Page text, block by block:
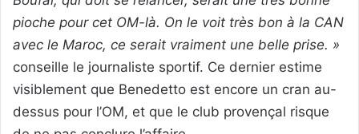
pioche pour cet OM-là. On le voit très bon à la CAN
avec le Maroc, ce serait vraiment une belle prise. »
conseille le journaliste sportif. Ce dernier estime
visiblement que Benedetto est encore un cran au-
dessus pour l’OM, et que le club provençal risque